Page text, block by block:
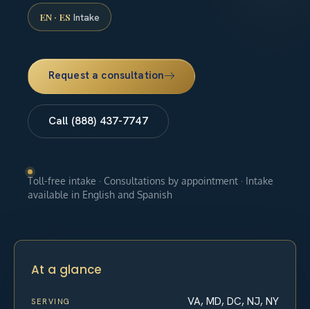
EN · ES Intake
Request a consultation
Call (888) 437-7747
Toll-free intake · Consultations by appointment · Intake
available in English and Spanish
At a glance
SERVING VA, MD, DC, NJ, NY